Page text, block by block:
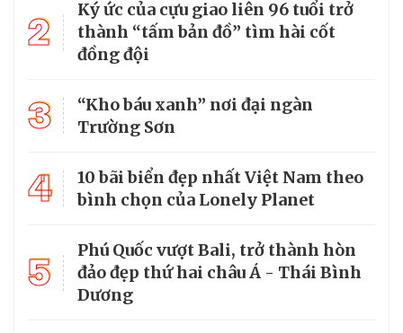
2
Ký ức của cựu giao liên 96 tuổi trở
thành “tấm bản đồ” tìm hài cốt
đồng đội
3
“Kho báu xanh” nơi đại ngàn
Trường Sơn
4
10 bãi biển đẹp nhất Việt Nam theo
bình chọn của Lonely Planet
5
Phú Quốc vượt Bali, trở thành hòn
đảo đẹp thứ hai châu Á - Thái Bình
Dương